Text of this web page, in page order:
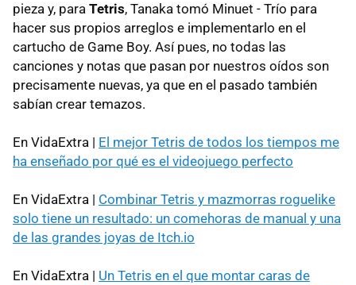
pieza y, para Tetris, Tanaka tomó Minuet - Trío para
hacer sus propios arreglos e implementarlo en el
cartucho de Game Boy. Así pues, no todas las
canciones y notas que pasan por nuestros oídos son
precisamente nuevas, ya que en el pasado también
sabían crear temazos.
En VidaExtra | El mejor Tetris de todos los tiempos me
ha enseñado por qué es el videojuego perfecto
En VidaExtra | Combinar Tetris y mazmorras roguelike
solo tiene un resultado: un comehoras de manual y una
de las grandes joyas de Itch.io
En VidaExtra | Un Tetris en el que montar caras de